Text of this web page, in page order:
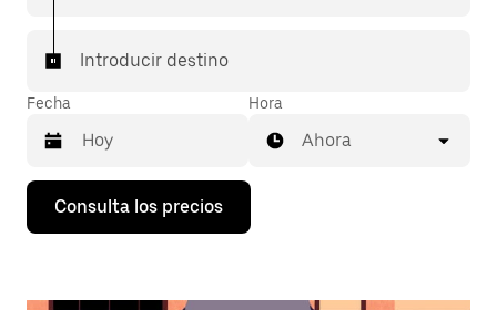
Introducir destino
Fecha
Pulsa
flecha
Hora
Ahora
Consulta los precios